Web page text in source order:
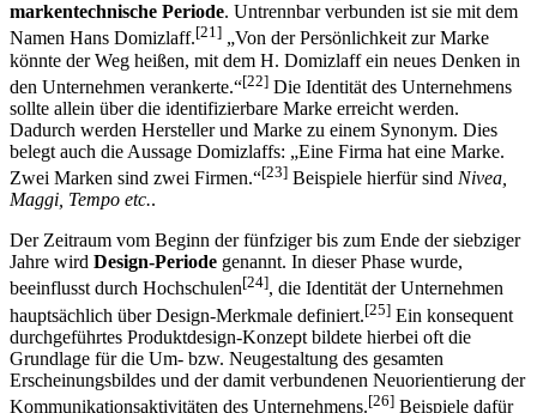
In die Phase zwischen den beiden Weltkriegen fällt die
markentechnische Periode
. Untrennbar verbunden ist sie mit dem
Namen Hans Domizlaff.[21] „Von der Persönlichkeit zur Marke
könnte der Weg heißen, mit dem H. Domizlaff ein neues Denken in
den Unternehmen verankerte.“[22]Die Identität des Unternehmens
sollte allein über die identifizierbare Marke erreicht werden.
Dadurch werden Hersteller und Marke zu einem Synonym. Dies
belegt auch die Aussage Domizlaffs: „Eine Firma hat eine Marke.
Zwei Marken sind zwei Firmen.“
Der Zeitraum vom Beginn der fünfziger bis zum Ende der siebziger
Jahre wird Design-Periodegenannt. In dieser Phase wurde,
beeinflusst durch Hochschulen
, die Identität der Unternehmen
hauptsächlich über Design-Merkmale definiert. [25]Ein konsequent
durchgeführtes Produktdesign-Konzept bildete hierbei oft die
Grundlage für die Um- bzw. Neugestaltung des gesamten
Erscheinungsbildes und der damit verbundenen Neuorientierung der